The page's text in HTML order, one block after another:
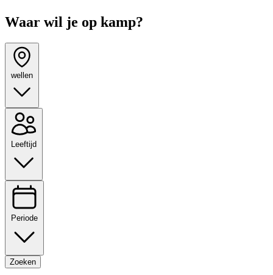
Waar wil je op kamp?
wellen
Leeftijd
Periode
Zoeken